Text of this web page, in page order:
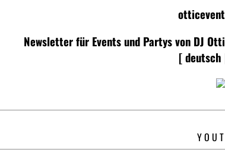
Newsletter für Events und Partys von DJ
[
Y O U